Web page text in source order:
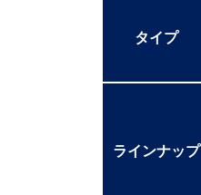
タイプ
ラインナップ